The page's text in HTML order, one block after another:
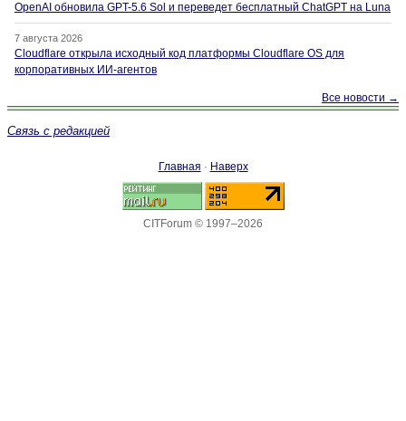
OpenAI обновила GPT-5.6 Sol и переведет бесплатный ChatGPT на Luna
7 августа 2026
Cloudflare открыла исходный код платформы Cloudflare OS для
корпоративных ИИ-агентов
Все новости →
Связь с редакцией
Главная · Наверх
CITForum © 1997–2026